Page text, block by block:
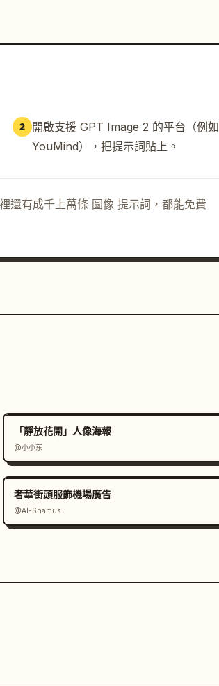
2 開啟支援 GPT Image 2 的平台（例如
YouMind），把提示詞貼上。
還有成千上萬條 圖像 提示詞，都能免費
「靜放花開」人像海報
@小小东
奢華街頭服飾機場廣告
@Al-Shamus